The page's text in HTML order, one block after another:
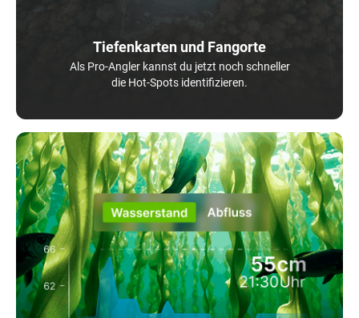
Tiefenkarten und Fangorte
Als Pro-Angler kannst du jetzt noch schneller
die Hot-Spots identifizieren.